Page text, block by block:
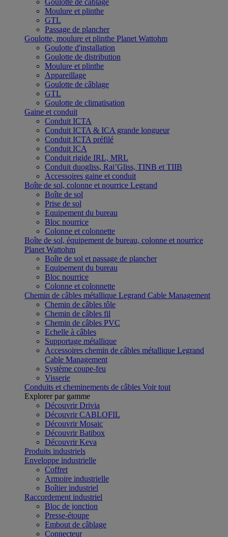
Goulotte de câblage
Moulure et plinthe
GTL
Passage de plancher
Goulotte, moulure et plinthe Planet Wattohm
Goulotte d'installation
Goulotte de distribution
Moulure et plinthe
Appareillage
Goulotte de câblage
GTL
Goulotte de climatisation
Gaine et conduit
Conduit ICTA
Conduit ICTA & ICA grande longueur
Conduit ICTA préfilé
Conduit ICA
Conduit rigide IRL, MRL
Conduit duogliss, Rai’Gliss, TINB et TIIB
Accessoires gaine et conduit
Boîte de sol, colonne et nourrice Legrand
Boîte de sol
Prise de sol
Equipement du bureau
Bloc nourrice
Colonne et colonnette
Boîte de sol, équipement de bureau, colonne et nourrice
Planet Wattohm
Boîte de sol et passage de plancher
Equipement du bureau
Bloc nourrice
Colonne et colonnette
Chemin de câbles métallique Legrand Cable Management
Chemin de câbles tôle
Chemin de câbles fil
Chemin de câbles PVC
Echelle à câbles
Supportage métallique
Accessoires chemin de câbles métallique Legrand
Cable Management
Système coupe-feu
Visserie
Conduits et cheminements de câbles Voir tout
Explorer par gamme
Découvrir Drivia
Découvrir CABLOFIL
Découvrir Mosaic
Découvrir Batibox
Découvrir Keva
Produits industriels
Enveloppe industrielle
Coffret
Armoire industrielle
Boîtier industriel
Raccordement industriel
Bloc de jonction
Presse-étoupe
Embout de câblage
Connecteur